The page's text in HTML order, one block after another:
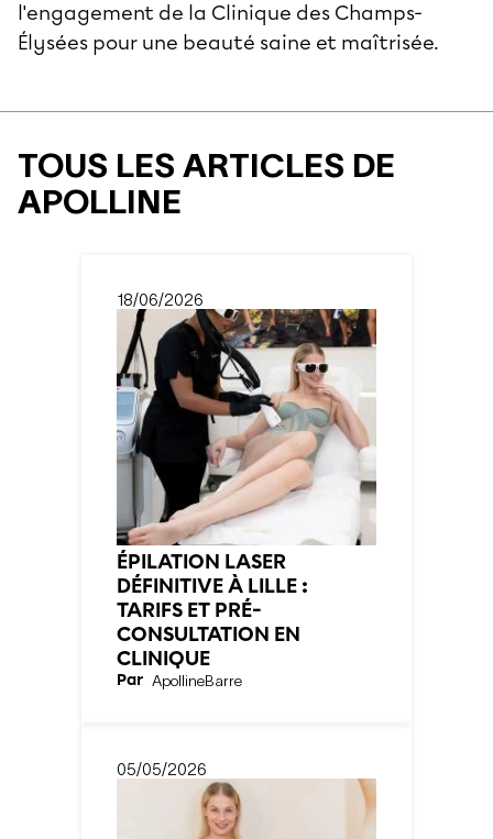
l'engagement de la Clinique des Champs-
Élysées pour une beauté saine et maîtrisée.
TOUS LES ARTICLES DE
APOLLINE
18/06/2026
ÉPILATION LASER
DÉFINITIVE À LILLE :
TARIFS ET PRÉ-
CONSULTATION EN
CLINIQUE
Par ApollineBarre
05/05/2026